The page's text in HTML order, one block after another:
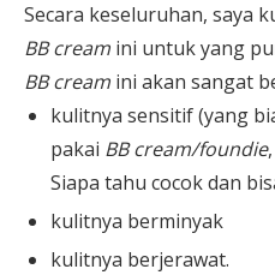
Secara keseluruhan, saya
BB cream ini untuk yang
BB cream ini akan sangat
kulitnya sensitif (yang
pakai BB cream/foundie
Siapa tahu cocok dan
kulitnya berminyak
kulitnya berjerawat.